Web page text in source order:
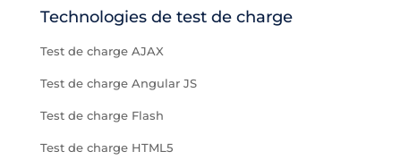
Technologies de test de charge
Test de charge AJAX
Test de charge Angular JS
Test de charge Flash
Test de charge HTML5